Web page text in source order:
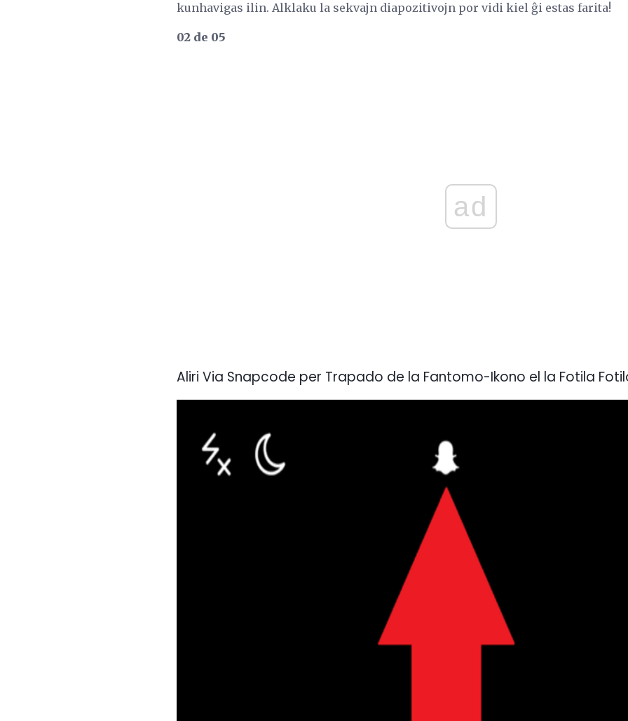
kunhavigas ilin. Alklaku la sekvajn diapozitivojn por vidi kiel ĝi estas farita!
02 de 05
ad
Aliri Via Snapcode per Trapado de la Fantomo-Ikono el la Fotila